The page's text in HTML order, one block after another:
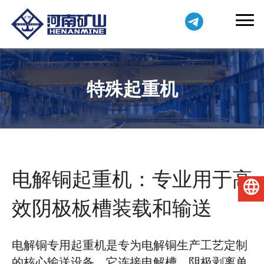
特殊起重机
电解铜起重机：专业用于高
效阴极板槽装载和输送
电解铜专用起重机是专为电解铜生产工艺定制
简体中文